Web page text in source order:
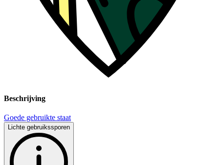
Beschrijving
Goede gebruikte staat
Lichte gebruikssporen